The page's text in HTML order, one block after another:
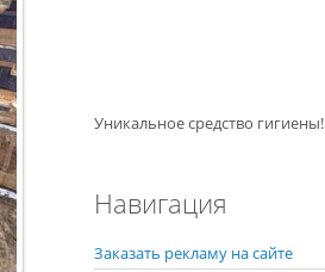
Уникальное средство гигиены!
Навигация
Заказать рекламу на сайте